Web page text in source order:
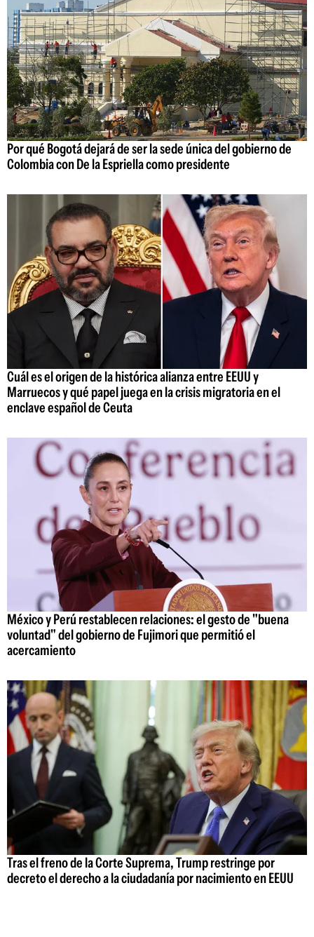
Por qué Bogotá dejará de ser la sede única del gobierno de
Colombia con De la Espriella como presidente
Cuál es el origen de la histórica alianza entre EEUU y
Marruecos y qué papel juega en la crisis migratoria en el
enclave español de Ceuta
México y Perú restablecen relaciones: el gesto de "buena
voluntad" del gobierno de Fujimori que permitió el
acercamiento
Tras el freno de la Corte Suprema, Trump restringe por
decreto el derecho a la ciudadanía por nacimiento en EEUU